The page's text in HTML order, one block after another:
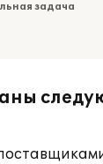
задача